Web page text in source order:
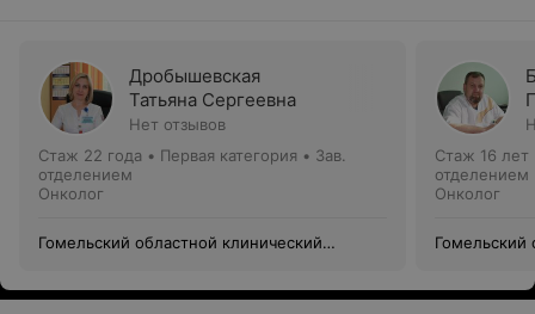
Дробышевская
Татьяна Сергеевна
Нет отзывов
Стаж 22 года • Первая категория • Зав.
отделением
Онколог
Гомельский областной клинический
Стаж 16 лет
отделением
Онколог
Гомельский